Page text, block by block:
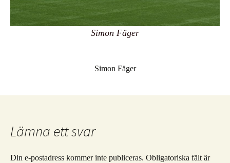
Simon Fäger
Simon Fäger
Lämna ett svar
Din e-postadress kommer inte publiceras. Obligatoriska fält är